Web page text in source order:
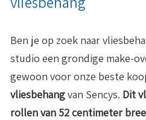
Ben je op zoek naar
studio een grondige make-
gewoon voor onze beste
vliesbehangvan Sencys. Dit
rollen van 52 centimeter